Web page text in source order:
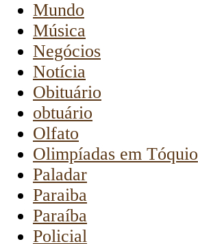
Mundo
Música
Negócios
Notícia
Obituário
obtuário
Olfato
Olimpíadas em Tóquio
Paladar
Paraiba
Paraíba
Policial